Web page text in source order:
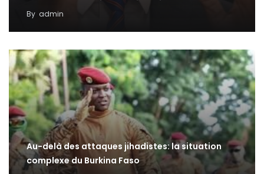
By admin
Au-delà des attaques jihadistes: la situation
complexe du Burkina Faso